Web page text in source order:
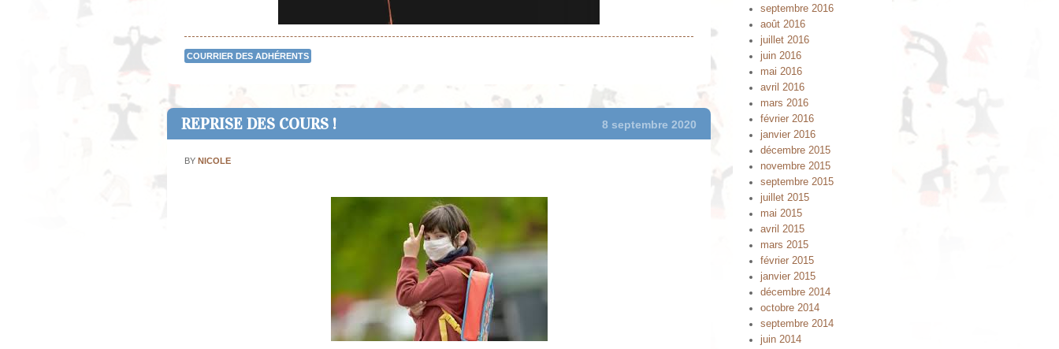
COURRIER DES ADHÉRENTS
REPRISE DES COURS ! 8 septembre 2020
BYNICOLE
septembre 2016
août 2016
juillet 2016
juin 2016
mai 2016
avril 2016
mars 2016
février 2016
janvier 2016
décembre 2015
novembre 2015
septembre 2015
juillet 2015
mai 2015
avril 2015
mars 2015
février 2015
janvier 2015
décembre 2014
octobre 2014
septembre 2014
juin 2014